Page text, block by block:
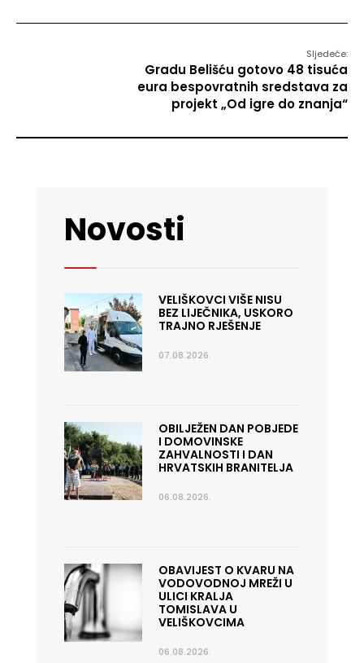
Sljedeće:
Gradu Belišću gotovo 48 tisuća
eura bespovratnih sredstava za
projekt „Od igre do znanja“
Novosti
VELIŠKOVCI VIŠE NISU
BEZ LIJEČNIKA, USKORO
TRAJNO RJEŠENJE
07.08.2026.
OBILJEŽEN DAN POBJEDE
I DOMOVINSKE
ZAHVALNOSTI I DAN
HRVATSKIH BRANITELJA
06.08.2026.
OBAVIJEST O KVARU NA
VODOVODNOJ MREŽI U
ULICI KRALJA
TOMISLAVA U
VELIŠKOVCIMA
06.08.2026.